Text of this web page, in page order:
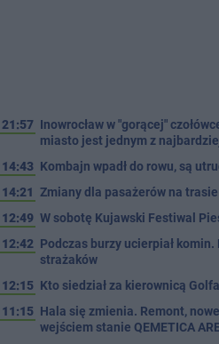
21:57 Inowrocław w "gorącej"
miasto jest jednym z
14:43 Kombajn wpadł do rowu, są
14:21 Zmiany dla pasażerów na
12:49 W sobotę Kujawski Festiwal
12:42 Podczas burzy ucierpiał
strażaków
12:15 Kto siedział za kierownicą
11:15 Hala się zmienia. Remont,
wejściem stanie QEMETICA